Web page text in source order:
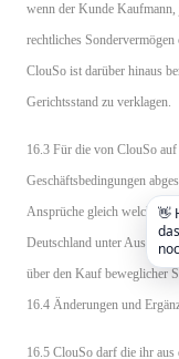
wenn der Kunde
rechtliches
ClouSo ist darüber hinaus
Gerichtsstand zu verklagen.
16.3 Für die von ClouSo
Geschäftsbedingungen
Ansprüche gleich welcher
Deutschland unter
über den Kauf beweglicher
16.4 Änderungen und
16.5 ClouSo darf die ihr aus
👋